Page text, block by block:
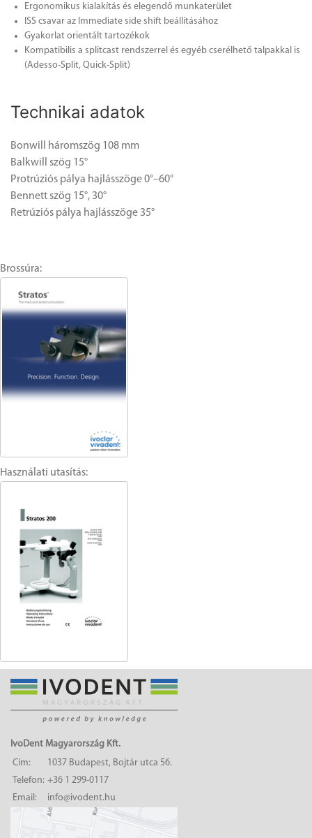
Ergonomikus kialakítás és elegendő munkaterület
ISS csavar az Immediate side shift beállításához
Gyakorlat orientált tartozékok
Kompatibilis a splitcast rendszerrel és egyéb cserélhető talpakkal is
(Adesso-Split, Quick-Split)
Technikai adatok
Bonwill háromszög 108 mm
Balkwill szög 15°
Protrúziós pálya hajlásszöge 0°–60°
Bennett szög 15°, 30°
Retrúziós pálya hajlásszöge 35°
Brossúra:
Használati utasítás:
IvoDent Magyarország Kft.
Cím:
1037 Budapest, Bojtár utca 56.
Telefon: +36 1 299-0117
Email:
info@ivodent.hu